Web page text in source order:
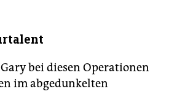
bei diesen Operationen
im abgedunkelten